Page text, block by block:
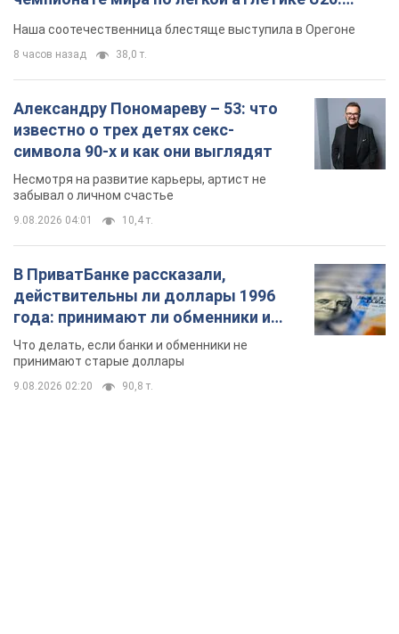
действительны ли доллары 1996
года: принимают ли обменники и
банки такие купюры
принимают старые доллары